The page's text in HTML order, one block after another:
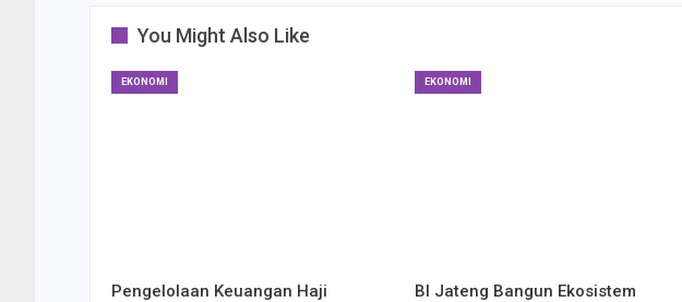
You Might Also Like
EKONOMI
Pengelolaan Keuangan Haji
EKONOMI
BI Jateng Bangun Ekosistem